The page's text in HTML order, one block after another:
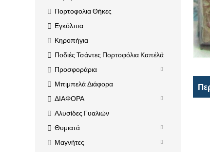
Πορτοφολια Θήκες
Εγκόλπια
Κηροπήγια
Ποδιές Τσάντες Πορτοφόλια Καπέλα
Προσφοράρια
Μπιμπελά Διάφορα
ΔΙΑΦΟΡΑ
Αλυσίδες Γυαλιών
Θυμιατά
Μαγνήτες